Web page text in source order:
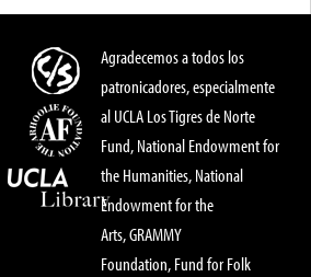
Agradecemos a todos los
patronicadores, especialmente
al UCLA Los Tigres de Norte
Fund, National Endowment for
the Humanities, National
Endowment for the
Arts, GRAMMY
Foundation, Fund for Folk